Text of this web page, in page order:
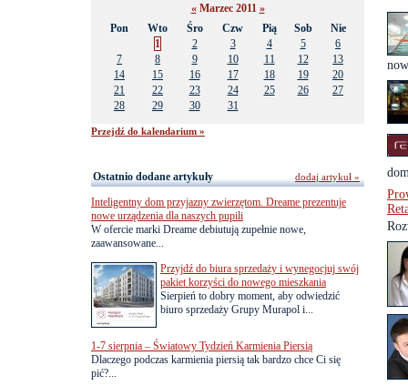
«Marzec 2011 »
Pon
Wto Śro Czw Pią Sob
Nie
1
2 3 4 5
6
7
8 9 10 11 12
13
14
15 16 17 18 19
20
21
22 23 24 25 26
27
28
29 30 31
Przejdź do kalendarium »
Ostatnio dodane artykuły
Inteligentny dom przyjazny zwierzętom. Dreame prezentuje
nowe urządzenia dla naszych pupili
W ofercie marki Dreame debiutują zupełnie nowe,
zaawansowane...
Przyjdź do biura sprzedaży i wynegocjuj swój
pakiet korzyści do nowego mieszkania
Sierpień to dobry moment, aby odwiedzić
biuro sprzedaży Grupy Murapol i...
1-7 sierpnia – Światowy Tydzień Karmienia Piersią
Dlaczego podczas karmienia piersią tak bardzo chce Ci się
pić?...
dodaj artykuł »